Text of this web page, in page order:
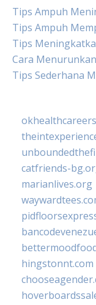
Tips Ampuh
Tips Ampuh
Tips
Cara
Tips Sederhana
catfriends-
marianlives.org
hingstonnt.com